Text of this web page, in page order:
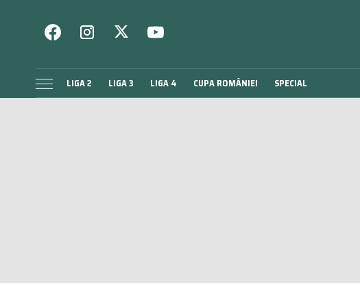
LIGA 2 LIGA 3 LIGA 4 CUPA ROMÂNIEI SPECIAL